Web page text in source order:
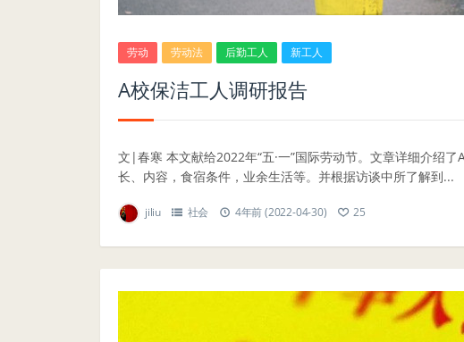
劳动 劳动法 后勤工人 新工人
A校保洁工人调研报告
文|春寒 本文献给2022年“五·一”国际劳动节。文章详细介绍
长、内容，食宿条件，业余生活等。并根据访谈中所了解到...
jiliu 社会 4年前 (2022-04-30) 25